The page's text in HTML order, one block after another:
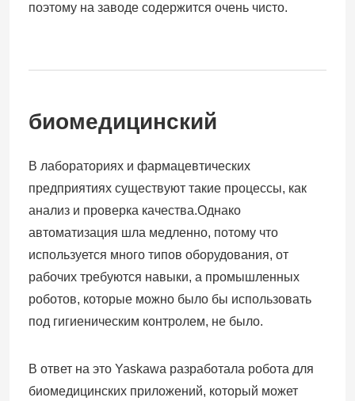
Отправить
поэтому на заводе содержится очень чисто.
биомедицинский
В лабораториях и фармацевтических
предприятиях существуют такие процессы, как
анализ и проверка качества.Однако
автоматизация шла медленно, потому что
используется много типов оборудования, от
рабочих требуются навыки, а промышленных
роботов, которые можно было бы использовать
под гигиеническим контролем, не было.
В ответ на это Yaskawa разработала робота для
биомедицинских приложений, который может